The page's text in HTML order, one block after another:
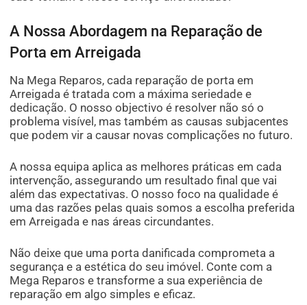
A Nossa Abordagem na Reparação de
Porta em Arreigada
Na Mega Reparos, cada reparação de porta em
Arreigada é tratada com a máxima seriedade e
dedicação. O nosso objectivo é resolver não só o
problema visível, mas também as causas subjacentes
que podem vir a causar novas complicações no futuro.
A nossa equipa aplica as melhores práticas em cada
intervenção, assegurando um resultado final que vai
além das expectativas. O nosso foco na qualidade é
uma das razões pelas quais somos a escolha preferida
em Arreigada e nas áreas circundantes.
Não deixe que uma porta danificada comprometa a
segurança e a estética do seu imóvel. Conte com a
Mega Reparos e transforme a sua experiência de
reparação em algo simples e eficaz.